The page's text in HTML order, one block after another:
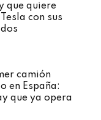
que quiere
con sus
camión
en España:
que ya opera